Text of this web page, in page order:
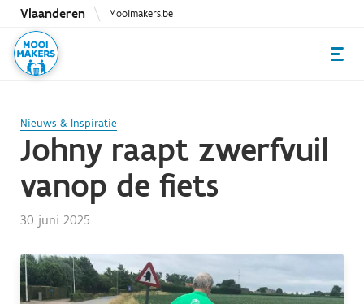
Overslaan
naar
inhoud
Vlaanderen Mooimakers.be
Nieuws & Inspiratie
Johny raapt zwerfvuil
vanop de fiets
30 juni 2025